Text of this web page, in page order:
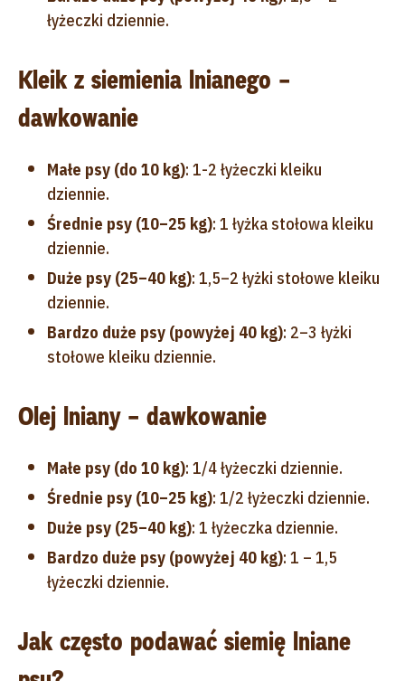
łyżeczki dziennie.
Kleik z siemienia lnianego –
dawkowanie
Małe psy (do 10 kg): 1-2 łyżeczki kleiku
dziennie.
Średnie psy (10–25 kg): 1 łyżka stołowa kleiku
dziennie.
Duże psy (25–40 kg): 1,5–2 łyżki stołowe kleiku
dziennie.
Bardzo duże psy (powyżej 40 kg): 2–3 łyżki
stołowe kleiku dziennie.
Olej lniany – dawkowanie
Małe psy (do 10 kg): 1/4 łyżeczki dziennie.
Średnie psy (10–25 kg): 1/2 łyżeczki dziennie.
Duże psy (25–40 kg): 1 łyżeczka dziennie.
Bardzo duże psy (powyżej 40 kg): 1 – 1,5
łyżeczki dziennie.
Jak często podawać siemię lniane